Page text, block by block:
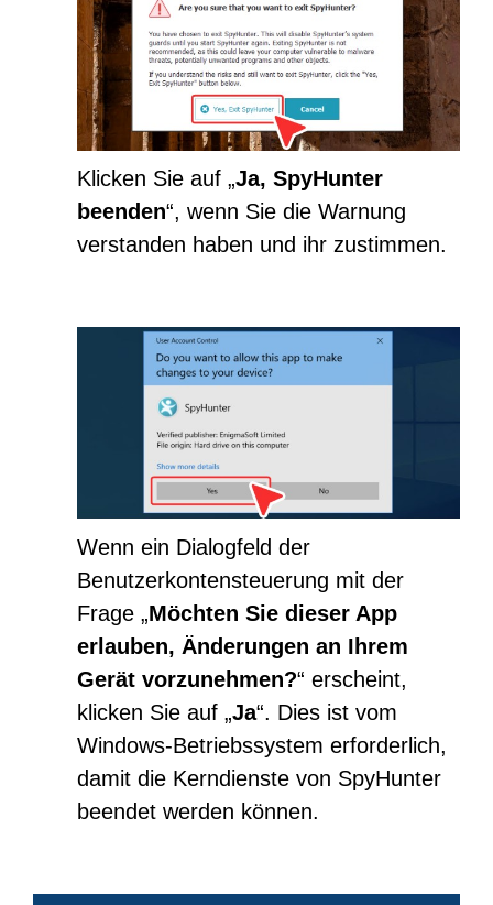
Klicken Sie auf „Ja, SpyHunter
beenden“, wenn Sie die Warnung
verstanden haben und ihr zustimmen.
Wenn ein Dialogfeld der
Benutzerkontensteuerung mit der
Frage „Möchten Sie dieser App
erlauben, Änderungen an Ihrem
Gerät vorzunehmen?“ erscheint,
klicken Sie auf „Ja“. Dies ist vom
Windows-Betriebssystem erforderlich,
damit die Kerndienste von SpyHunter
beendet werden können.